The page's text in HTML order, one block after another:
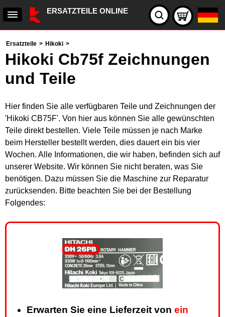
ERSATZTEILE ONLINE
Ersatzteile > Hikoki >
Hikoki Cb75f Zeichnungen
und Teile
Hier finden Sie alle verfügbaren Teile und Zeichnungen der
'Hikoki CB75F'. Von hier aus können Sie alle gewünschten
Teile direkt bestellen. Viele Teile müssen je nach Marke
beim Hersteller bestellt werden, dies dauert ein bis vier
Wochen. Alle Informationen, die wir haben, befinden sich auf
unserer Website. Wir können Sie nicht beraten, was Sie
benötigen. Dazu müssen Sie die Maschine zur Reparatur
zurücksenden. Bitte beachten Sie bei der Bestellung
Folgendes:
Erwarten Sie eine Lieferzeit von ein